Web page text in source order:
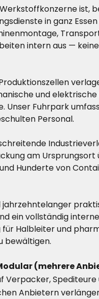
in ganz
intern aus —
und
Unser Fuhrpark
Personal.
am
Hunderte von
jahrzehntelanger
ein vollständig
Halbleiter und
bewältigen.
(mehrere
Verpacker, Spediteure
Anbietern